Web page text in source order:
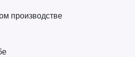
производстве